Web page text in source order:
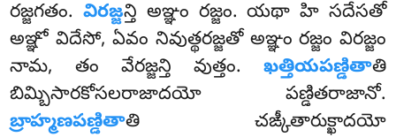
రజ్జగతం. విరజ్జన్తి అఞ్ఞం రజ్జం. యథా హి సదేసతో
అఞ్ఞో విదేసో, ఏవం నివుత్థరజ్జతో అఞ్ఞంరజ్జం విరజ్జం
నామ, తం వేరజ్జన్తి వుత్తం. ఖత్తియపణ్డితాతి
బిమ్బిసారకోసలరాజాదయో పణ్డితరాజానో.
బ్రాహ్మణపణ్డితాతి చఙ్కీతారుక్ఖాదయో